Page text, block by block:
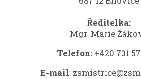
Ředitelka:
Mgr. Marie
Telefon: +420 731
E-mail: